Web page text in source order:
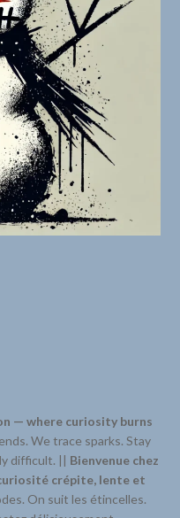
— where curiosity burns
We trace sparks. Stay
difficult. || Bienvenue chez
crépite, lente et
On suit les étincelles.